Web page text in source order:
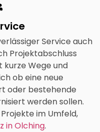
Service auch
Projektabschluss
kurze Wege und
ob eine neue
oder bestehende
werden sollen.
im Umfeld,
in Olching.